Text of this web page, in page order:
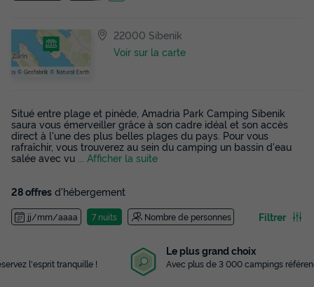
22000 Sibenik
Voir sur la carte
Situé entre plage et pinède, Amadria Park Camping Sibenik
saura vous émerveiller grâce à son cadre idéal et son accès
direct à l'une des plus belles plages du pays. Pour vous
rafraîchir, vous trouverez au sein du camping un bassin d'eau
salée avec vu
... Afficher la suite
28 offres d'hébergement
jj/mm/aaaa 7 nuits Nombre de personnes Filtrer
Le plus grand choix
Avec plus de 3 000 campings référencés